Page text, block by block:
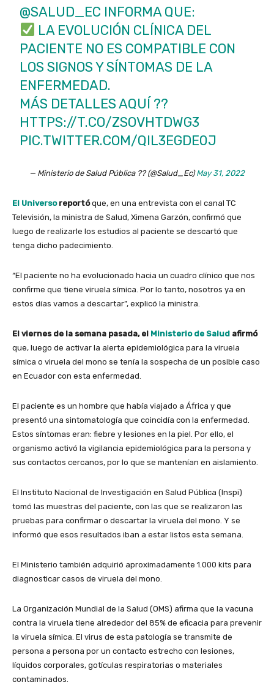
@SALUD_EC INFORMA QUE:
LA EVOLUCIÓN CLÍNICA DEL
PACIENTE NO ES COMPATIBLE CON
LOS SIGNOS Y SÍNTOMAS DE LA
ENFERMEDAD.
MÁS DETALLES AQUÍ ??
HTTPS://T.CO/ZSOVHTDWG3
PIC.TWITTER.COM/QIL3EGDE0J
— Ministerio de Salud Pública ?? (@Salud_Ec)May 31, 2022
El Universoreportóque, en una entrevista con el canal TC
Televisión, la ministra de Salud, Ximena Garzón, confirmó que
luego de realizarle los estudios al paciente se descartó que
tenga dicho padecimiento.
“El paciente no ha evolucionado hacia un cuadro clínico que nos
confirme que tiene viruela símica. Por lo tanto, nosotros ya en
estos días vamos a descartar”, explicó la ministra.
El viernes de la semana pasada, el Ministerio de Salud afirmó
que, luego de activar la alerta epidemiológica para la viruela
símica o viruela del mono se tenía la sospecha de un posible caso
en Ecuador con esta enfermedad.
El paciente es un hombre que había viajado a África y que
presentó una sintomatología que coincidía con la enfermedad.
Estos síntomas eran: fiebre y lesiones en la piel. Por ello, el
organismo activó la vigilancia epidemiológica para la persona y
sus contactos cercanos, por lo que se mantenían en aislamiento.
El Instituto Nacional de Investigación en Salud Pública (Inspi)
tomó las muestras del paciente, con las que se realizaron las
pruebas para confirmar o descartar la viruela del mono. Y se
informó que esos resultados iban a estar listos esta semana.
El Ministerio también adquirió aproximadamente 1.000 kits para
diagnosticar casos de viruela del mono.
La Organización Mundial de la Salud (OMS) afirma que la vacuna
contra la viruela tiene alrededor del 85% de eficacia para prevenir
la viruela símica. El virus de esta patología se transmite de
persona a persona por un contacto estrecho con lesiones,
líquidos corporales, gotículas respiratorias o materiales
contaminados.